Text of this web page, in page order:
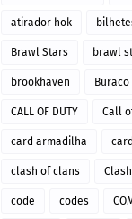
atirador hok
Brawl Stars brawl
brookhaven
CALL OF DUTY Call
card armadilha
clash of clans
code codes